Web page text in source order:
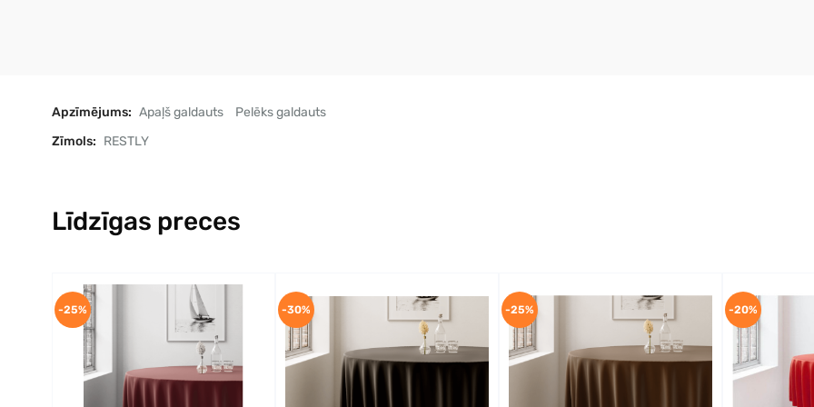
Apzīmējums: Apaļš galdauts
Pelēks galdauts
Zīmols: RESTLY
Līdzīgas preces
-25% -30% -25% -20%